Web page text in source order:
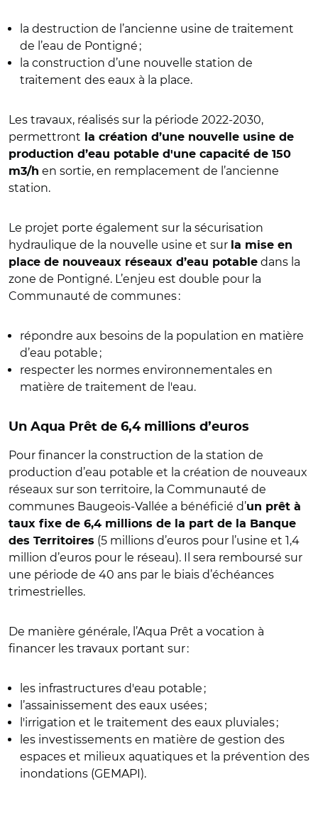
la destruction de l’ancienne usine de traitement
de l’eau de Pontigné ;
la construction d’une nouvelle station de
traitement des eaux à la place.
Les travaux, réalisés sur la période 2022-2030,
permettront la création d’une nouvelle usine de
production d’eau potable d'une capacité de 150
m3/h en sortie, en remplacement de l’ancienne
station.
Le projet porte également sur la sécurisation
hydraulique de la nouvelle usine et sur la mise en
place de nouveaux réseaux d’eau potable dans la
zone de Pontigné. L’enjeu est double pour la
Communauté de communes :
répondre aux besoins de la population en matière
d’eau potable ;
respecter les normes environnementales en
matière de traitement de l'eau.
Un Aqua Prêt de 6,4 millions d’euros
Pour financer la construction de la station de
production d’eau potable et la création de nouveaux
réseaux sur son territoire, la Communauté de
communes Baugeois-Vallée a bénéficié d’un prêt à
taux fixe de 6,4 millions de la part de la Banque
des Territoires (5 millions d’euros pour l’usine et 1,4
million d’euros pour le réseau). Il sera remboursé sur
une période de 40 ans par le biais d’échéances
trimestrielles.
De manière générale, l’Aqua Prêt a vocation à
financer les travaux portant sur :
les infrastructures d'eau potable ;
l’assainissement des eaux usées ;
l'irrigation et le traitement des eaux pluviales ;
les investissements en matière de gestion des
espaces et milieux aquatiques et la prévention des
inondations (GEMAPI).